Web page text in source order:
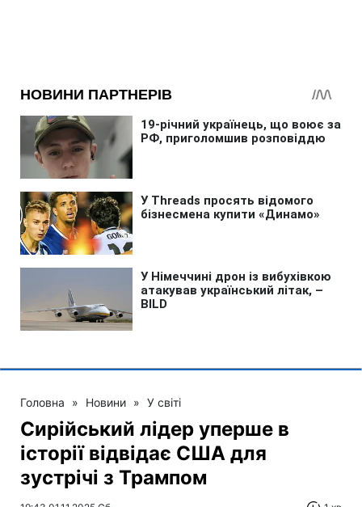
Головна » Новини » У світі
Сирійський лідер уперше в
історії відвідає США для
зустрічі з Трампом